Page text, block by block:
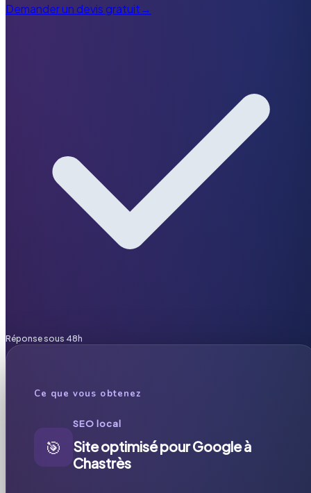
Demander un devis gratuit→
Réponse sous 48h
Ce que vous obtenez
🎯
SEO local
Site optimisé pour Google à
Chastrès